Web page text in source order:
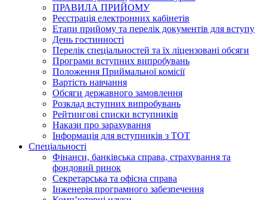
ПРАВИЛА ПРИЙОМУ
Реєстрація електронних кабінетів
Етапи прийому та перелік документів для вступу
День гостинності
Перелік спеціальностей та їх ліцензовані обсяги
Програми вступних випробувань
Положення Приймальної комісії
Вартість навчання
Обсяги державного замовлення
Розклад вступних випробувань
Рейтингові списки вступників
Накази про зарахування
Інформація для вступників з ТОТ
Спеціальності
Фінанси, банківська справа, страхування та
фондовий ринок
Секретарська та офісна справа
Інженерія програмного забезпечення